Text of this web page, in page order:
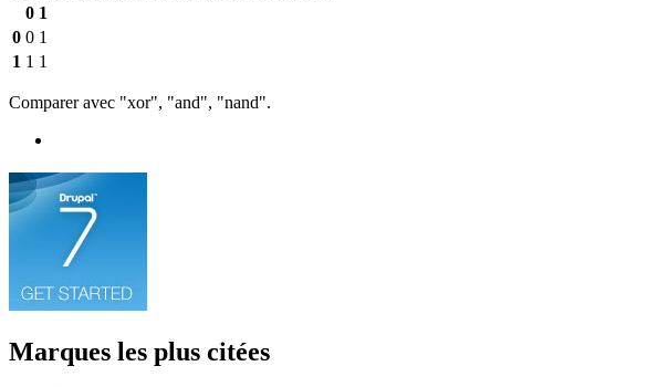
0 1
0 0 1
1 1 1
Comparer avec "xor", "and", "nand".
Marques les plus citées